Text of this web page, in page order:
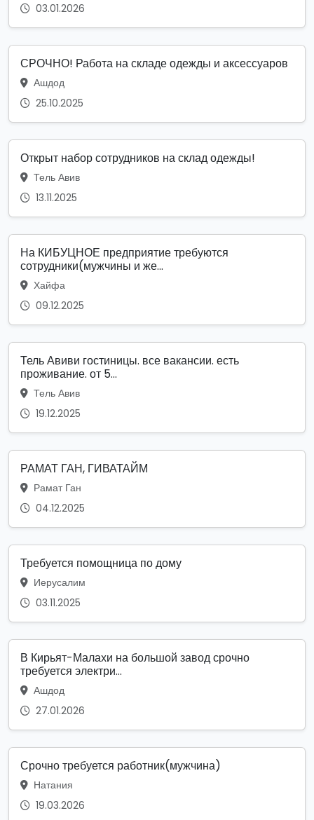
03.01.2026
СРОЧНО! Работа на складе одежды и аксессуаров
Ашдод
25.10.2025
Открыт набор сотрудников на склад одежды!
Тель Авив
13.11.2025
На КИБУЦНОЕ предприятие требуются
сотрудники(мужчины и же...
Хайфа
09.12.2025
Тель Авиви гостиницы. все вакансии. есть
проживание. от 5...
Тель Авив
19.12.2025
РАМАТ ГАН, ГИВАТАЙМ
Рамат Ган
04.12.2025
Требуется помощница по дому
Иерусалим
03.11.2025
В Кирьят-Малахи на большой завод срочно
требуется электри...
Ашдод
27.01.2026
Срочно требуется работник(мужчина)
Натания
19.03.2026